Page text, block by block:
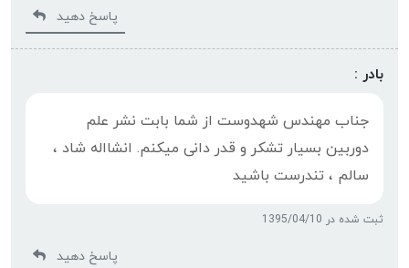
پاسخ دهید
بادر :
جناب مهندس شهدوست از شما بابت نشر علم
دوربین بسیار تشکر و قدر دانی میکنم. انشااله شاد ،
سالم ، تندرست باشید
ثبت شده در 1395/04/10
پاسخ دهید